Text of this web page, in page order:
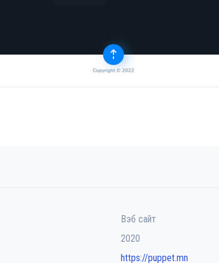
Вэб сайт
2020
https://puppet.mn